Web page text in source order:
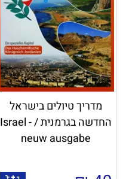
מדריך טיולים בישראל
החדשה בגרמנית / Israel -
neuw ausgabe